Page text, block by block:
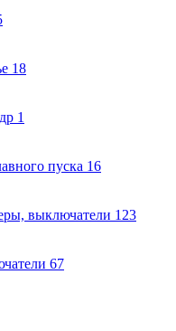
18
1
пуска 16
выключатели 123
67